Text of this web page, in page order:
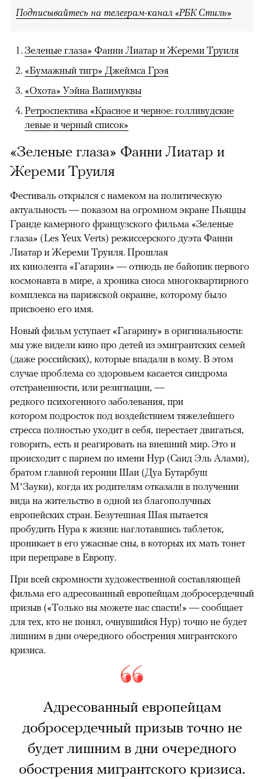
Подписывайтесь на телеграм-канал «РБК Стиль»
Зеленые глаза» Фанни Лиатар и Жереми Труиля
«Бумажный тигр» Джеймса Грэя
«Охота» Уэйна Вапимуквы
Ретроспектива «Красное и черное: голливудские
левые и черный список»
«Зеленые глаза» Фанни Лиатар и
Жереми Труиля
Фестиваль открылся с намеком на политическую
актуальность — показом на огромном экране Пьяццы
Гранде камерного французского фильма «Зеленые
глаза» (Les Yeux Verts) режиссерского дуэта Фанни
Лиатар и Жереми Труиля. Прошлая
их кинолента «Гагарин» — отнюдь не байопик первого
космонавта в мире, а хроника сноса многоквартирного
комплекса на парижской окраине, которому было
присвоено его имя.
Новый фильм уступает «Гагарину» в оригинальности:
мы уже видели кино про детей из эмигрантских семей
(даже российских), которые впадали в кому. В этом
случае проблема со здоровьем касается синдрома
отстраненности, или резигнации, —
редкого психогенного заболевания, при
котором подросток под воздействием тяжелейшего
стресса полностью уходит в себя, перестает двигаться,
говорить, есть и реагировать на внешний мир. Это и
происходит с парнем по имени Нур (Саид Эль Алами),
братом главной героини Шаи (Дуа Бутарбуш
М’Зауки), когда их родителям отказали в получении
вида на жительство в одной из благополучных
европейских стран. Безутешная Шая пытается
пробудить Нура к жизни: наглотавшись таблеток,
проникает в его ужасные сны, в которых их мать тонет
при переправе в Европу.
При всей скромности художественной составляющей
фильма его адресованный европейцам добросердечный
призыв («Только вы можете нас спасти!» — сообщает
для тех, кто не понял, очнувшийся Нур) точно не будет
лишним в дни очередного обострения мигрантского
кризиса.
Адресованный европейцам
добросердечный призыв точно не
будет лишним в дни очередного
обострения мигрантского кризиса.